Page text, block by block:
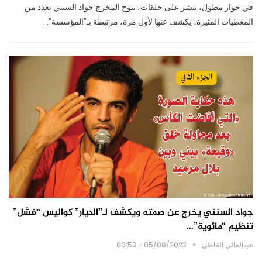
في حوار مطول، ينشر على حلقات، يبوح المخرج جواد السنني بعدد من
المعطيات المثيرة، يكشف عنها لأول مرة، مرتبطة بـ"المؤسسة"…
جواد السنني يخرج عن صمته ويكشف لـ”الديار” كواليس “فشل”
تنظيم “مائوية”…
عبدالعالي القاطي 05/08/2023 - 00:53